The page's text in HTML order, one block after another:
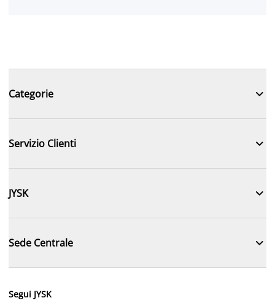
Categorie 
Servizio Clienti 
JYSK 
Sede Centrale 
Segui JYSK